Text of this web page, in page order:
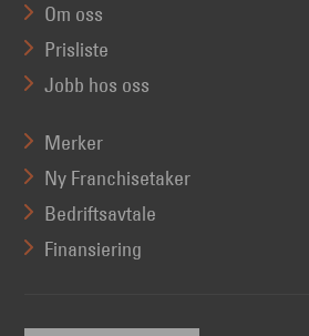
Om oss
Prisliste
Jobb hos oss
Merker
Ny Franchisetaker
Bedriftsavtale
Finansiering